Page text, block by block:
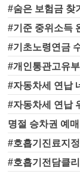
#숨은 보험금 찾
#기준 중위소득
#기초노령연금
#개인통관고유
#자동차세 연납
#자동차세 연납
명절 승차권 예
#호흡기진료지
#호흡기전담클